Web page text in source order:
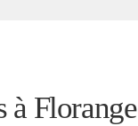
à Florange